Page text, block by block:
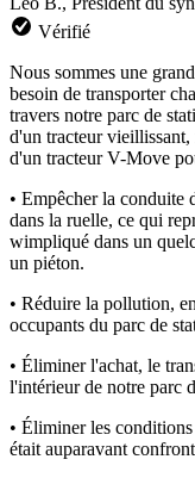
Vérifié
Nous sommes une
besoin de transporter
travers notre parc de
d'un tracteur
d'un tracteur V-Move
• Empêcher la conduite
dans la ruelle, ce qui
wimpliqué dans un
un piéton.
• Réduire la pollution,
occupants du parc de
• Éliminer l'achat, le
l'intérieur de notre parc
• Éliminer les
était auparavant